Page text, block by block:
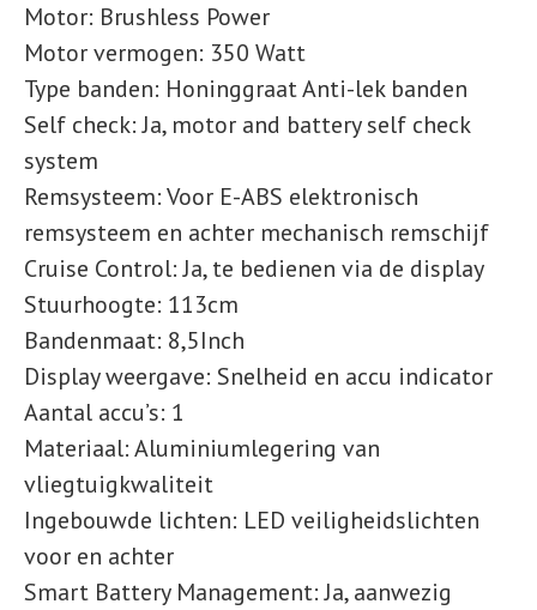
Motor: Brushless Power
Motor vermogen: 350 Watt
Type banden: Honinggraat Anti-lek banden
Self check:Ja, motor and battery self check
system
Remsysteem:Voor E-ABS elektronisch
remsysteem en achter mechanisch remschijf
Cruise Control:Ja, te bedienen via de display
Stuurhoogte: 113cm
Bandenmaat: 8,5Inch
Display weergave: Snelheid en accu indicator
Aantal accu’s: 1
Materiaal:Aluminiumlegering van
vliegtuigkwaliteit
Ingebouwde lichten: LED veiligheidslichten
voor en achter
Smart Battery Management:Ja, aanwezig